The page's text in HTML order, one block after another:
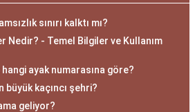
sınırı kalktı mı?
Nedir? - Temel Bilgiler ve Kullanım
ayak numarasına göre?
kaçıncı şehri?
geliyor?